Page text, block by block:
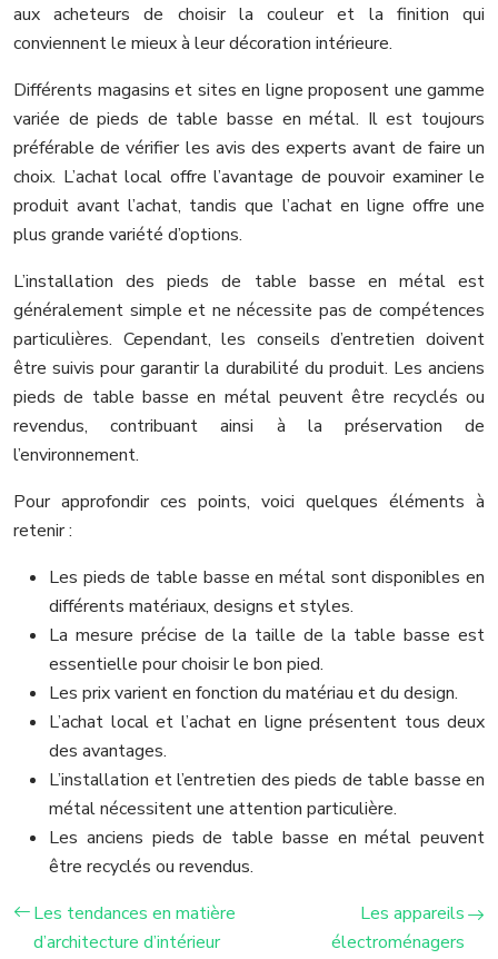
aux acheteurs de choisir la couleur et la finition qui
conviennent le mieux à leur décoration intérieure.
Différents magasins et sites en ligne proposent une gamme
variée de pieds de table basse en métal. Il est toujours
préférable de vérifier les avis des experts avant de faire un
choix. L’achat local offre l’avantage de pouvoir examiner le
produit avant l’achat, tandis que l’achat en ligne offre une
plus grande variété d’options.
L’installation des pieds de table basse en métal est
généralement simple et ne nécessite pas de compétences
particulières. Cependant, les conseils d’entretien doivent
être suivis pour garantir la durabilité du produit. Les anciens
pieds de table basse en métal peuvent être recyclés ou
revendus, contribuant ainsi à la préservation de
l’environnement.
Pour approfondir ces points, voici quelques éléments à
retenir :
Les pieds de table basse en métal sont disponibles en
différents matériaux, designs et styles.
La mesure précise de la taille de la table basse est
essentielle pour choisir le bon pied.
Les prix varient en fonction du matériau et du design.
L’achat local et l’achat en ligne présentent tous deux
des avantages.
L’installation et l’entretien des pieds de table basse en
métal nécessitent une attention particulière.
Les anciens pieds de table basse en métal peuvent
être recyclés ou revendus.
Les tendances en matière
d’architecture d’intérieur
Les appareils
électroménagers